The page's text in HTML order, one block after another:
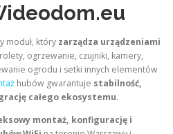
moduł, który zarządza urządzeniami
ogrzewanie, czujniki, kamery,
ogrodu i setki innych elementów
hubów gwarantuje stabilność,
całego ekosystemu.
montaż, konfigurację i